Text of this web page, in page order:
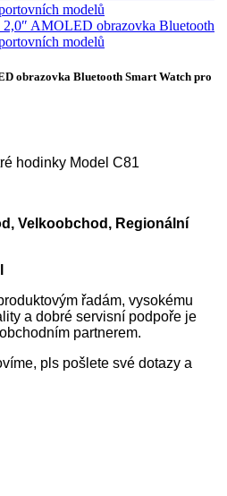
obrazovka Bluetooth Smart Watch pro
hodinky Model C81
Velkoobchod, Regionální
řadám, vysokému
a dobré servisní podpoře je
partnerem.
pls pošlete své dotazy a